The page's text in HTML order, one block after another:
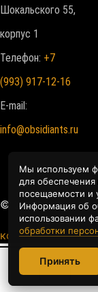
Мы используем
для обеспечения
посещаемости и
Информация об
использовании
обработки
Принять
Шокальского 55,
корпус 1
Телефон: +7
(993) 917-12-16
E-mail:
info@obsidiants.ru
© 2026. Все
Мы используем
для обеспечения
посещаемости и
Информация об
использовании
обработки
Принять